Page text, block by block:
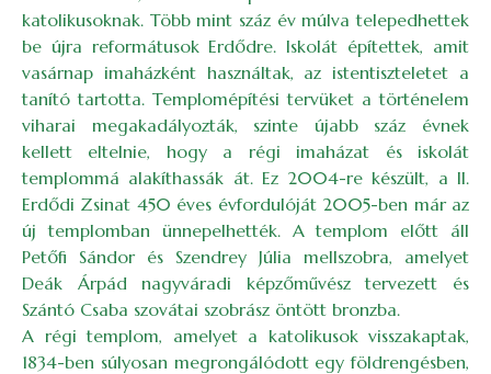
katolikusoknak. Több mint száz év múlva telepedhettek
be újra reformátusok Erdődre. Iskolát építettek, amit
vasárnap imaházként használtak, az istentiszteletet a
tanító tartotta. Templomépítési tervüket a történelem
viharai megakadályozták, szinte újabb száz évnek
kellett eltelnie, hogy a régi imaházat és iskolát
templommá alakíthassák át. Ez 2004-re készült, a II.
Erdődi Zsinat 450 éves évfordulóját 2005-ben már az
új templomban ünnepelhették. A templom előtt áll
Petőfi Sándor és Szendrey Júlia mellszobra, amelyet
Deák Árpád nagyváradi képzőművész tervezett és
Szántó Csaba szovátai szobrász öntött bronzba.
A régi templom, amelyet a katolikusok visszakaptak,
1834-ben súlyosan megrongálódott egy földrengésben,